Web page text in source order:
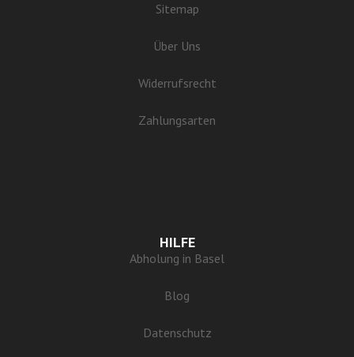
Sitemap
Über Uns
Widerrufsrecht
Zahlungsarten
HILFE
Abholung in Basel
Blog
Datenschutz